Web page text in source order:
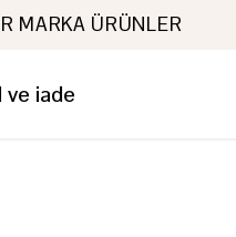
MARKA ÜRÜNLER
ve iade